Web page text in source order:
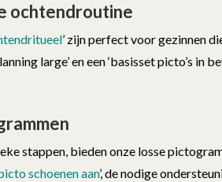
ochtendroutine
’ zijn perfect voor gezinnen
large’ en een ‘basisset picto’s in
stappen, bieden onze losse
schoenen aan’, de nodige